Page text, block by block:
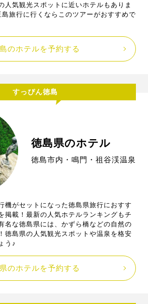
人気観光スポットに近いホテルもありま
旅行に行くならこのツアーがおすすめで
のホテルを予約する
すっぴん徳島
徳島県のホテル
徳島市内・鳴門・祖谷渓温泉
機がセットになった徳島県旅行におすす
掲載！最新の人気ホテルランキングもチ
名な徳島県には、かずら橋などの自然の
徳島県の人気観光スポットや温泉を格安
う♪
のホテルを予約する